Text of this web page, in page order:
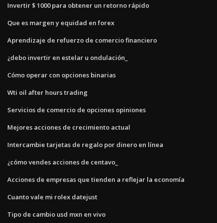
Invertir $ 1000 para obtener un retorno rápido
Que es margen y equidad en forex
Aprendizaje de refuerzo de comercio financiero
¿debo invertir en estelar u ondulación_
Cómo operar con opciones binarias
Wti oil after hours trading
Servicios de comercio de opciones opiniones
Mejores acciones de crecimiento actual
Intercambie tarjetas de regalo por dinero en línea
¿cómo vendes acciones de centavo_
Acciones de empresas que tienden a reflejar la economía
Cuanto vale mi rolex datejust
Tipo de cambio usd mxn en vivo